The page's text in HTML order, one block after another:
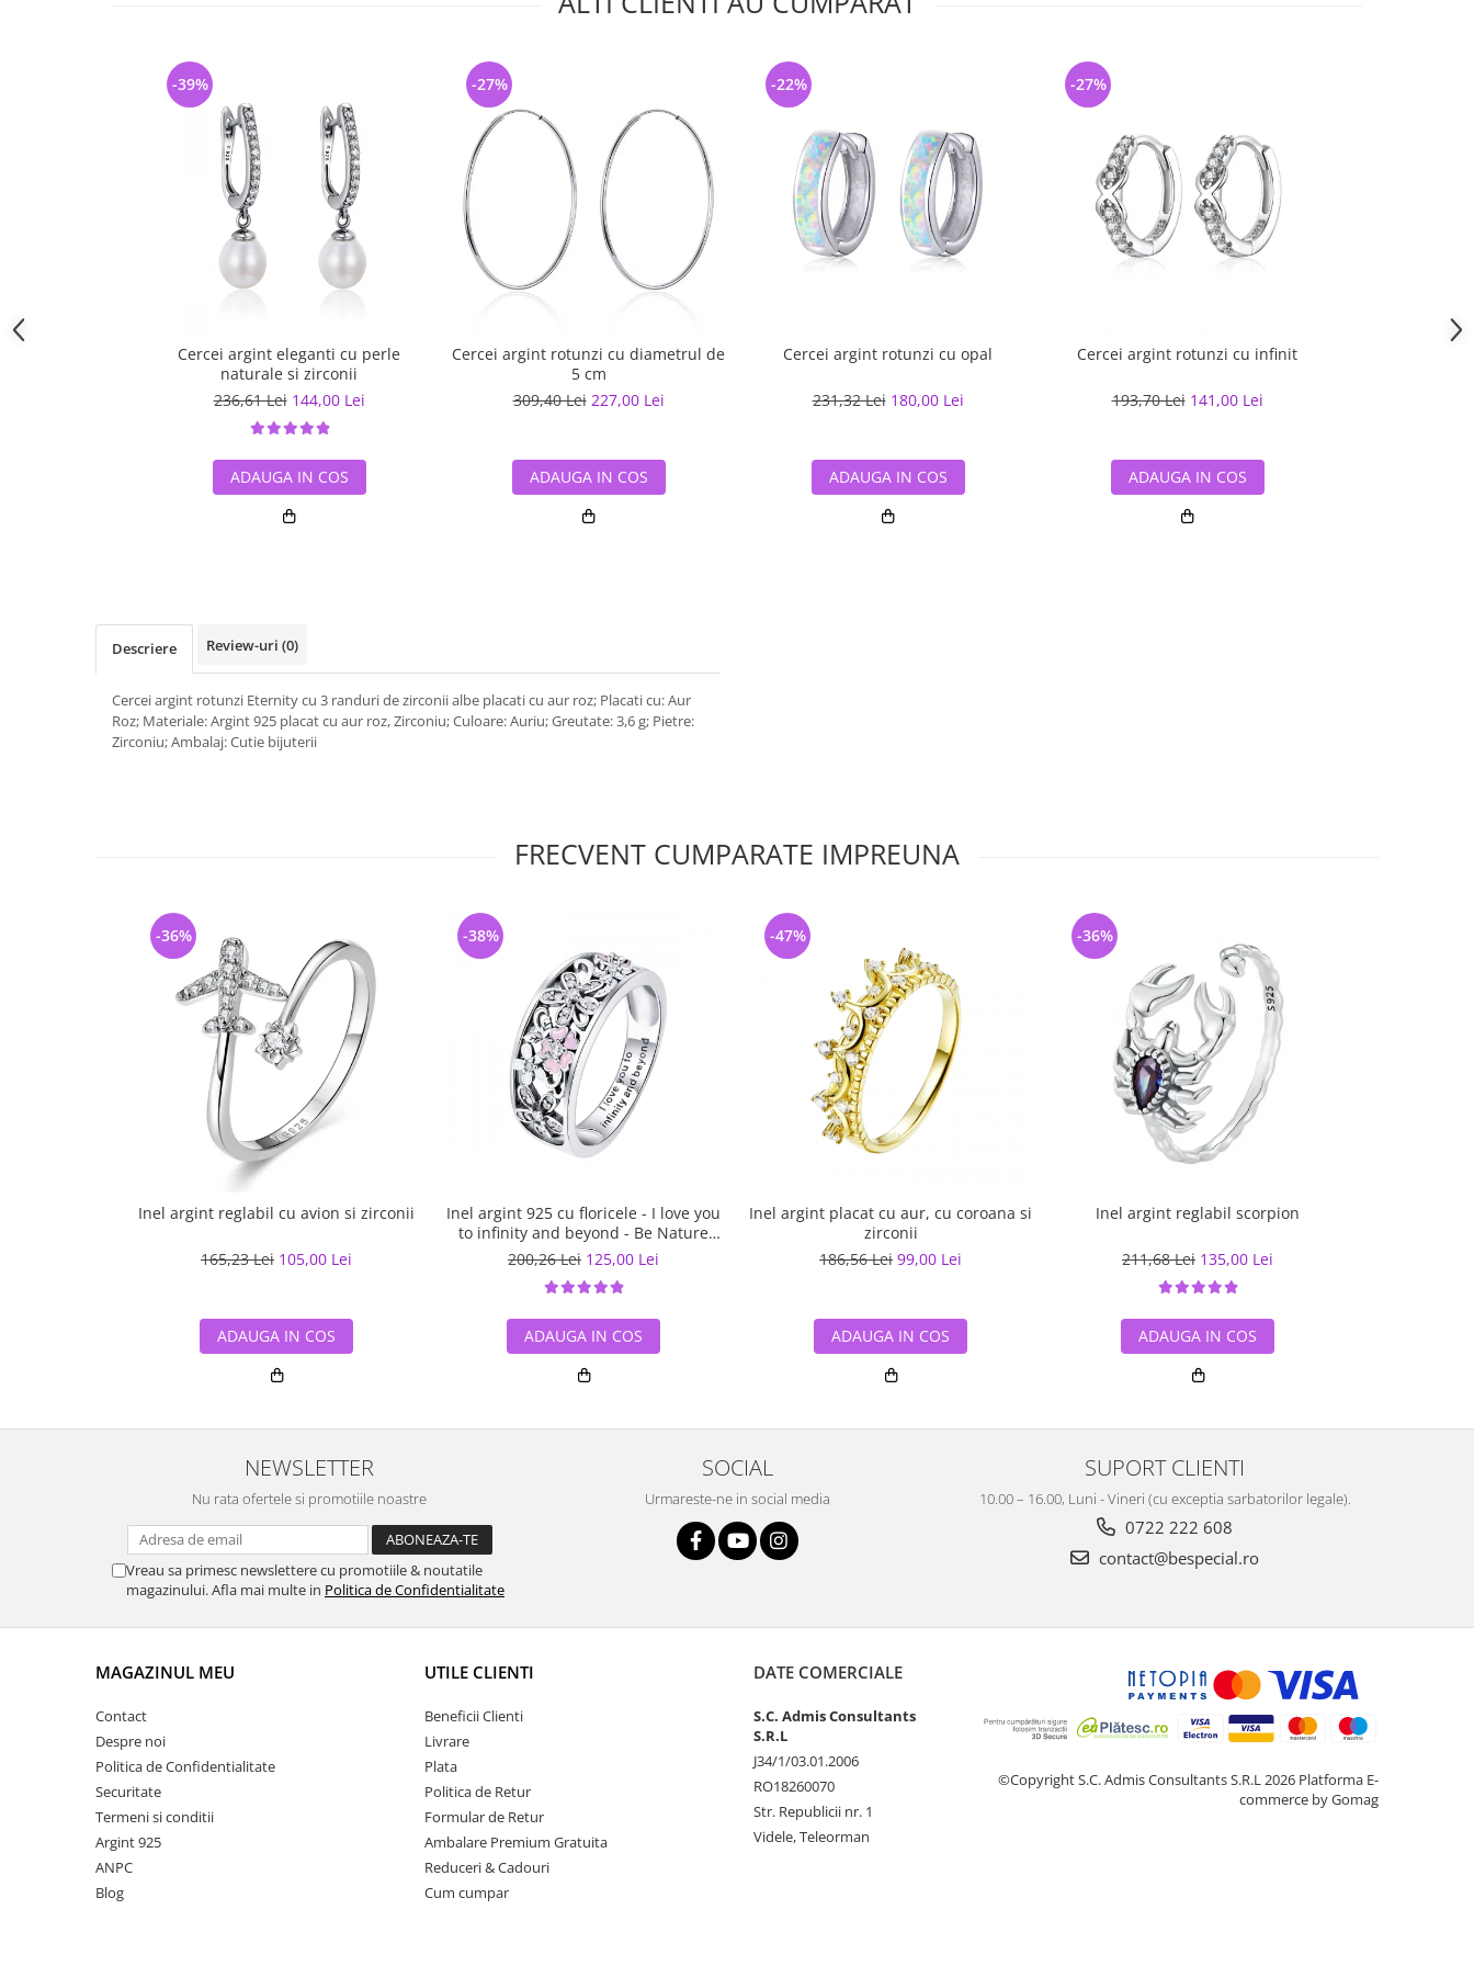
Cercei argint eleganti cu perle
naturale si zirconii
236,61 Lei 144,00 Lei
-39%
ADAUGA IN COS
Cercei argint rotunzi cu diametrul de
5 cm
309,40 Lei 227,00 Lei
-27%
ADAUGA IN COS
Cercei argint rotunzi cu opal
231,32 Lei 180,00 Lei
-22%
ADAUGA IN COS
Cercei argint rotunzi cu infinit
193,70 Lei 141,00 Lei
-27%
ADAUGA IN COS
Descriere Review-uri (0)
Cercei argint rotunzi Eternity cu 3 randuri de zirconii albe placati cu aur roz; Placati cu: Aur
Roz; Materiale: Argint 925 placat cu aur roz, Zirconiu; Culoare: Auriu; Greutate: 3,6 g; Pietre:
Zirconiu; Ambalaj: Cutie bijuterii
FRECVENT CUMPARATE IMPREUNA
Inel argint reglabil cu avion si zirconii
165,23 Lei 105,00 Lei
-36%
ADAUGA IN COS
Inel argint 925 cu floricele - I love you
to infinity and beyond - Be Nature
IST0055
200,26 Lei 125,00 Lei
-38%
ADAUGA IN COS
Inel argint placat cu aur, cu coroana si
zirconii
186,56 Lei 99,00 Lei
-47%
ADAUGA IN COS
Inel argint reglabil scorpion
211,68 Lei 135,00 Lei
-36%
ADAUGA IN COS
NEWSLETTER
Nu rata ofertele si promotiile noastre
Vreau sa primesc newslettere cu promotiile & noutatile
magazinului. Afla mai multe in Politica de Confidentialitate
SOCIAL
Urmareste-ne in social media
SUPORT CLIENTI
10.00 – 16.00, Luni - Vineri (cu exceptia sarbatorilor legale).
0722 222 608
contact@bespecial.ro
MAGAZINUL MEU
Contact
Despre noi
Politica de Confidentialitate
Securitate
Termeni si conditii
Argint 925
ANPC
Blog
UTILE CLIENTI
Beneficii Clienti
Livrare
Plata
Politica de Retur
Formular de Retur
Ambalare Premium Gratuita
Reduceri & Cadouri
Cum cumpar
DATE COMERCIALE
S.C. Admis Consultants
S.R.L
J34/1/03.01.2006
RO18260070
Str. Republicii nr. 1
Videle, Teleorman
©Copyright S.C. Admis Consultants S.R.L 2026 Platforma E-
commerce by Gomag